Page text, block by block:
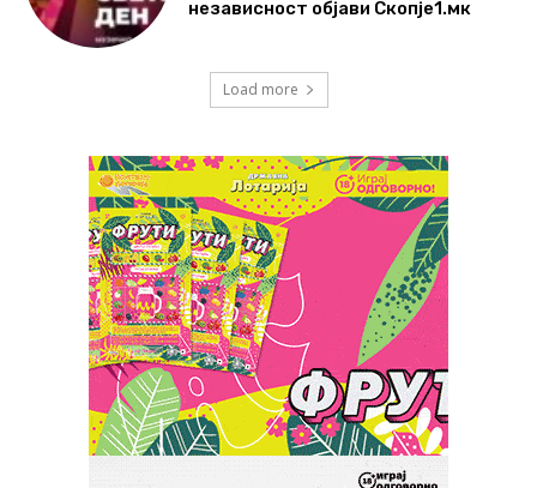
независност објави Скопје1.мк
Load more